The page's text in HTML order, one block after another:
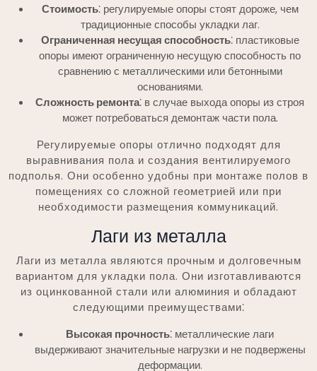
Стоимость⁚ регулируемые опоры стоят дороже, чем
традиционные способы укладки лаг.
Ограниченная несущая способность⁚ пластиковые
опоры имеют ограниченную несущую способность по
сравнению с металлическими или бетонными
основаниями.
Сложность ремонта⁚ в случае выхода опоры из строя
может потребоваться демонтаж части пола.
Регулируемые опоры отлично подходят для
выравнивания пола и создания вентилируемого
подполья. Они особенно удобны при монтаже полов в
помещениях со сложной геометрией или при
необходимости размещения коммуникаций.
Лаги из металла
Лаги из металла являются прочным и долговечным
вариантом для укладки пола. Они изготавливаются
из оцинкованной стали или алюминия и обладают
следующими преимуществами⁚
Высокая прочность⁚ металлические лаги
выдерживают значительные нагрузки и не подвержены
деформации.